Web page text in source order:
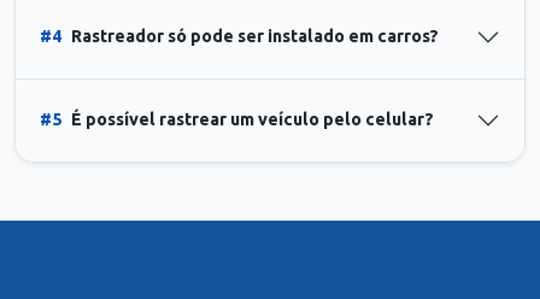
#4 Rastreador só pode ser instalado em carros?
#5 É possível rastrear um veículo pelo celular?